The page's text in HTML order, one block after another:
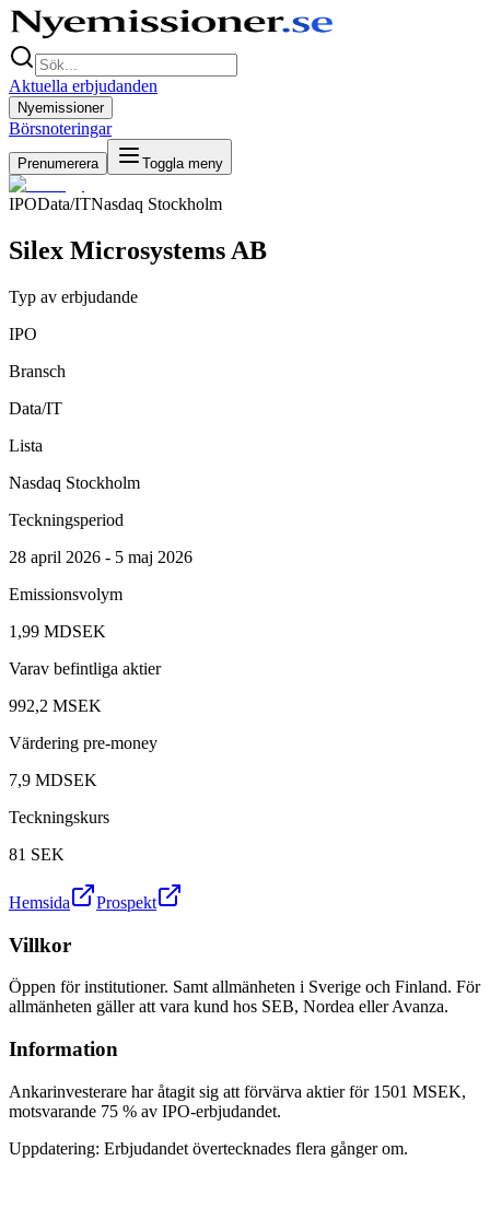
Aktuella erbjudanden
Nyemissioner
Börsnoteringar
Prenumerera Toggla meny
IPOData/ITNasdaq Stockholm
Silex Microsystems AB
Typ av erbjudande
IPO
Bransch
Data/IT
Lista
Nasdaq Stockholm
Teckningsperiod
28 april 2026 - 5 maj 2026
Emissionsvolym
1,99 MDSEK
Varav befintliga aktier
992,2 MSEK
Värdering pre-money
7,9 MDSEK
Teckningskurs
81 SEK
Hemsida Prospekt
Villkor
Öppen för institutioner. Samt allmänheten i Sverige och Finland. För
allmänheten gäller att vara kund hos SEB, Nordea eller Avanza.
Information
Ankarinvesterare har åtagit sig att förvärva aktier för 1501 MSEK,
motsvarande 75 % av IPO-erbjudandet.
Uppdatering: Erbjudandet övertecknades flera gånger om.